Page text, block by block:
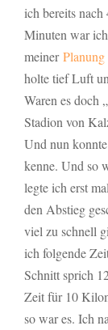
ich bereits
Minuten war
meinerPlanung
holte tief Luft
Waren es doch
Stadion von
Und nun
kenne. Und so
legte ich erst
den Abstieg
viel zu schnell
ich folgende
Schnitt sprich
Zeit für 10
so war es. Ich